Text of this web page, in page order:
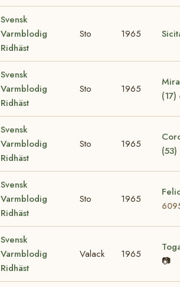
Svensk
Varmblodig
Ridhäst
Sto 1965
Svensk
Varmblodig
Ridhäst
Sto 1965
(17)
Svensk
Varmblodig
Ridhäst
Sto 1965
(53)
Svensk
Varmblodig
Ridhäst
Sto 1965
Svensk
Varmblodig
Ridhäst
Valack 1965
📷